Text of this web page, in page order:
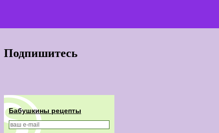
Подпишитесь
Бабушкины рецепты